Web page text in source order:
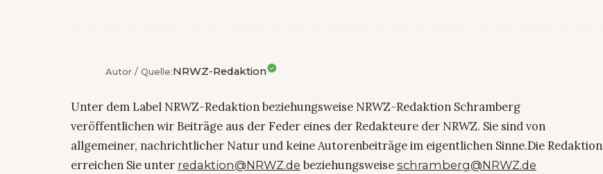
Autor / Quelle:NRWZ-Redaktion
Unter dem Label NRWZ-Redaktion beziehungsweise NRWZ-Redaktion Schramberg
veröffentlichen wir Beiträge aus der Feder eines der Redakteure der NRWZ. Sie sind von
allgemeiner, nachrichtlicher Natur und keine Autorenbeiträge im eigentlichen Sinne.Die Redaktion
erreichen Sie unter redaktion@NRWZ.de beziehungsweise schramberg@NRWZ.de